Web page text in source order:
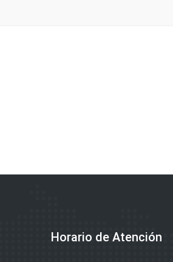
Horario de Atención